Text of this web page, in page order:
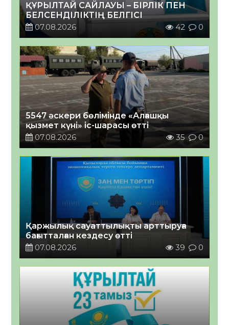
ҚҰРЫЛТАЙ САЙЛАУЫ – БІРЛІК ПЕН
БЕЛСЕНДІЛІКТІҢ БЕЛГІСІ
07.08.2026
42 0
5547 әскери бөлімінде «Алғашқы
қызмет күні» іс-шарасы өтті
07.08.2026
35 0
Қаржылық сауаттылықты арттыруға
бағытталған кездесу өтті
07.08.2026
39 0